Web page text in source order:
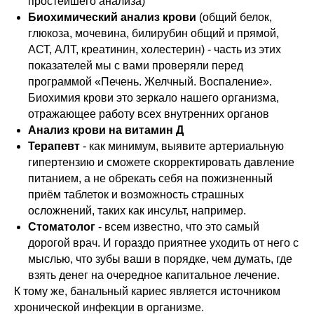
Биохимический анализ крови (общий белок,
глюкоза, мочевина, билирубин общий и прямой,
АСТ, АЛТ, креатинин, холестерин) - часть из этих
показателей мы с вами проверяли перед
программой «Печень. Желчный. Воспаление».
Биохимия крови это зеркало нашего организма,
отражающее работу всех внутренних органов
Анализ крови на витамин Д
Терапевт - как минимум, выявите артериальную
гипертензию и сможете скорректировать давление
питанием, а не обрекать себя на пожизненный
приём таблеток и возможность страшных
осложнений, таких как инсульт, например.
Стоматолог - всем известно, что это самый
дорогой врач. И гораздо приятнее уходить от него с
мыслью, что зубы ваши в порядке, чем думать, где
взять денег на очередное капитальное лечение.
К тому же, банальный кариес является источником
хронической инфекции в организме.